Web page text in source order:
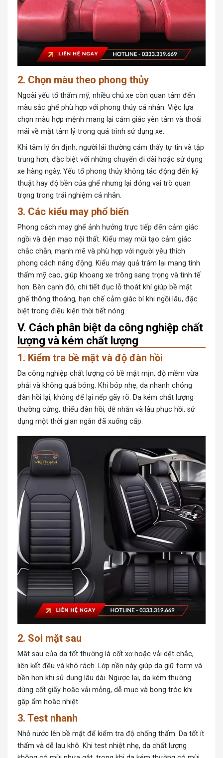
2. Chọn màu theo phong thủy
Ngoài yếu tố thẩm mỹ, nhiều chủ xe còn quan tâm đến
màu sắc ghế phù hợp với phong thủy cá nhân. Việc lựa
chọn màu hợp mệnh mang lại cảm giác yên tâm và thoải
mái về mặt tâm lý trong quá trình sử dụng xe.
Khi tâm lý ổn định, người lái thường cảm thấy tự tin và tập
trung hơn, đặc biệt với những chuyến đi dài hoặc sử dụng
xe hàng ngày. Yếu tố phong thủy không tác động đến kỹ
thuật hay độ bền của ghế nhưng lại đóng vai trò quan
trọng trong trải nghiệm cá nhân.
3. Các kiểu may phổ biến
Phong cách may ghế ảnh hưởng trực tiếp đến cảm giác
ngồi và diện mạo nội thất. Kiểu may múi tạo cảm giác
chắc chắn, mạnh mẽ và phù hợp với người yêu thích
phong cách năng động. Kiểu may quả trám lại mang tính
thẩm mỹ cao, giúp khoang xe trông sang trọng và tinh tế
hơn. Bên cạnh đó, chi tiết đục lỗ thoát khí giúp bề mặt
ghế thông thoáng, hạn chế cảm giác bí khi ngồi lâu, đặc
biệt trong điều kiện thời tiết nóng.
V. Cách phân biệt da công nghiệp chất
lượng và kém chất lượng
1. Kiểm tra bề mặt và độ đàn hồi
Da công nghiệp chất lượng có bề mặt mịn, độ mềm vừa
phải và không quá bóng. Khi bóp nhẹ, da nhanh chóng
đàn hồi lại, không để lại nếp gãy rõ. Da kém chất lượng
thường cứng, thiếu đàn hồi, dễ nhăn và lâu phục hồi, sử
dụng một thời gian ngắn đã xuống cấp.
2. Soi mặt sau
Mặt sau của da tốt thường là cốt xơ hoặc vải dệt chắc,
liên kết đều và khó rách. Lớp nền này giúp da giữ form và
bền hơn khi sử dụng lâu dài. Ngược lại, da kém thường
dùng cốt giấy hoặc vải mỏng, dễ mục và bong tróc khi
gặp ẩm hoặc nhiệt.
3. Test nhanh
Nhỏ nước lên bề mặt để kiểm tra độ chống thấm. Da tốt ít
thấm và dễ lau khô. Khi test nhiệt nhẹ, da chất lượng